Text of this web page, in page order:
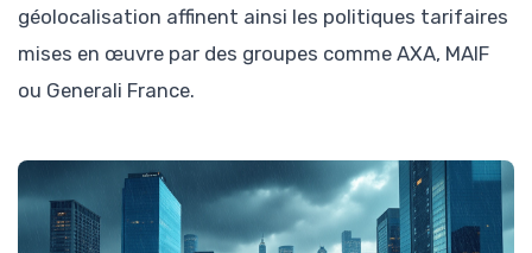
géolocalisation affinent ainsi les politiques tarifaires
mises en œuvre par des groupes comme AXA, MAIF
ou Generali France.